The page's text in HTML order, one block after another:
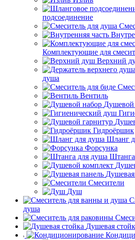
подсоединение
Комплектующие для
Верхний
душа
Вентиль
Душевой
Гидроёршик
Шланг
Форсунка
Смесители
Душ
душа
Душевая